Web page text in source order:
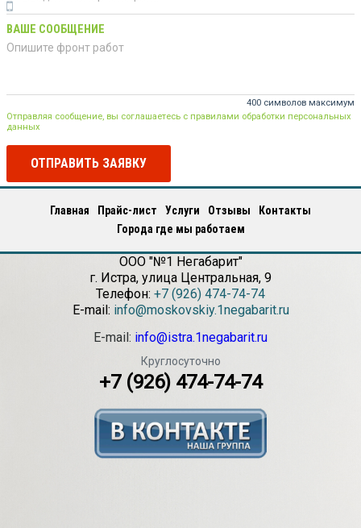
ВАШЕ СООБЩЕНИЕ
400 символов максимум
Отправляя сообщение, вы соглашаетесь с правилами обработки персональных
данных
ОТПРАВИТЬ ЗАЯВКУ
Главная Прайс-лист Услуги Отзывы
Контакты
Города где мы работаем
ООО "№1 Негабарит"
г. Истра, улица Центральная, 9
Телефон: +7 (926) 474-74-74
E-mail: info@moskovskiy.1negabarit.ru
E-mail: info@istra.1negabarit.ru
Круглосуточно
+7 (926) 474-74-74